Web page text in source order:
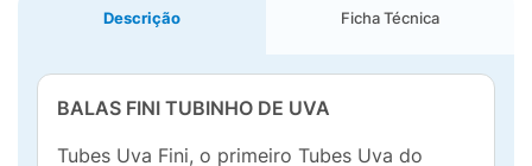
Descrição Ficha Técnica
BALAS FINI TUBINHO DE UVA
Tubes Uva Fini, o primeiro Tubes Uva do